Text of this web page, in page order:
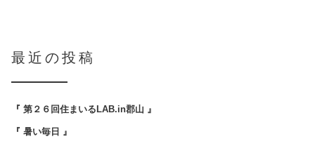
最近の投稿
『 第２６回住まいるLAB.in郡山 』
『 暑い毎日 』